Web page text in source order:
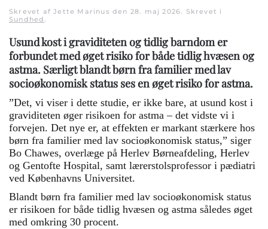
Skrevet af Jette Marinus den 28. maj 2026. Skrevet i
Sundhed.
Usund kost i graviditeten og tidlig barndom er
forbundet med øget risiko for både tidlig hvæsen og
astma. Særligt blandt børn fra familier med lav
socioøkonomisk status ses en øget risiko for astma.
”Det, vi viser i dette studie, er ikke bare, at usund kost i
graviditeten øger risikoen for astma – det vidste vi i
forvejen. Det nye er, at effekten er markant stærkere hos
børn fra familier med lav socioøkonomisk status,” siger
Bo Chawes, overlæge på Herlev Børneafdeling, Herlev
og Gentofte Hospital, samt lærerstolsprofessor i pædiatri
ved Københavns Universitet.
Blandt børn fra familier med lav socioøkonomisk status
er risikoen for både tidlig hvæsen og astma således øget
med omkring 30 procent.